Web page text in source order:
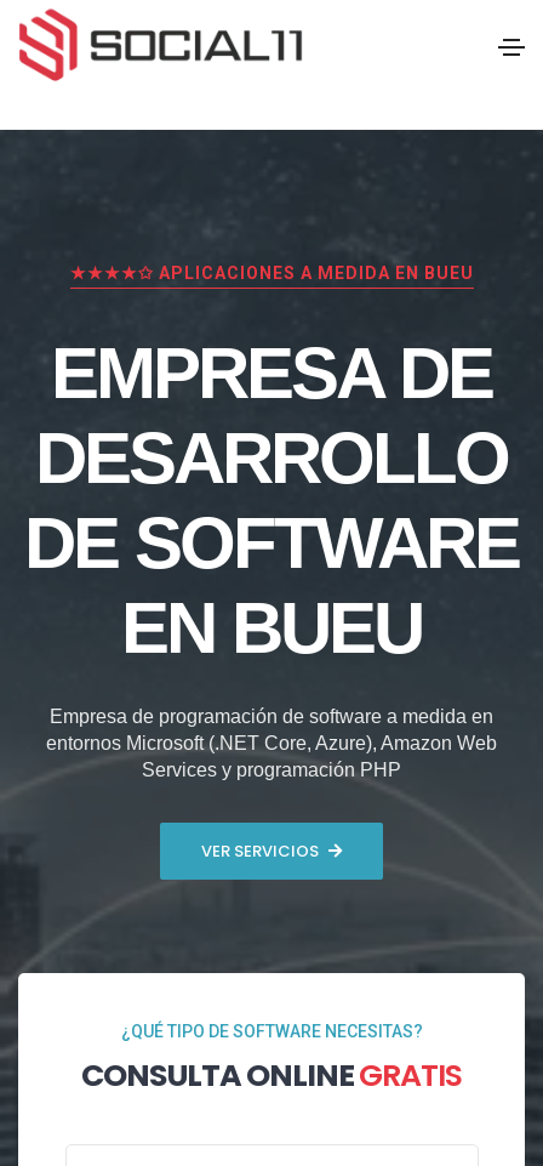
★★★★✩ APLICACIONES A MEDIDA EN BUEU
EMPRESA DE
DESARROLLO
DE SOFTWARE
EN BUEU
Empresa de programación de software a medida en
entornos Microsoft (.NET Core, Azure), Amazon Web
Services y programación PHP
VER SERVICIOS
¿QUÉ TIPO DE SOFTWARE NECESITAS?
CONSULTA ONLINEGRATIS